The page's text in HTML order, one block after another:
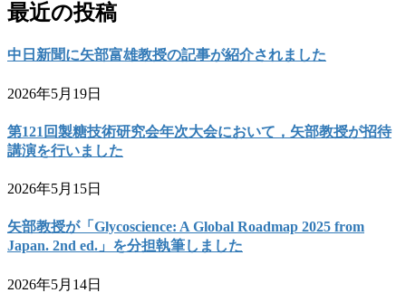
最近の投稿
中日新聞に矢部富雄教授の記事が紹介されました
2026年5月19日
第121回製糖技術研究会年次大会において，矢部教授が招待
講演を行いました
2026年5月15日
矢部教授が「Glycoscience: A Global Roadmap 2025 from
Japan. 2nd ed.」を分担執筆しました
2026年5月14日